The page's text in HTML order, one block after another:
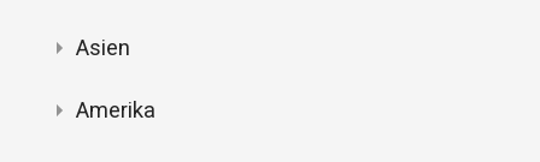
Asien
Amerika